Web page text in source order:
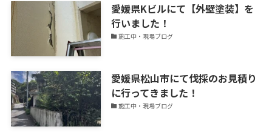
愛媛県Kビルにて【外壁塗装】を
行いました！
施工中・現場ブログ
愛媛県松山市にて伐採のお見積り
に行ってきました！
施工中・現場ブログ